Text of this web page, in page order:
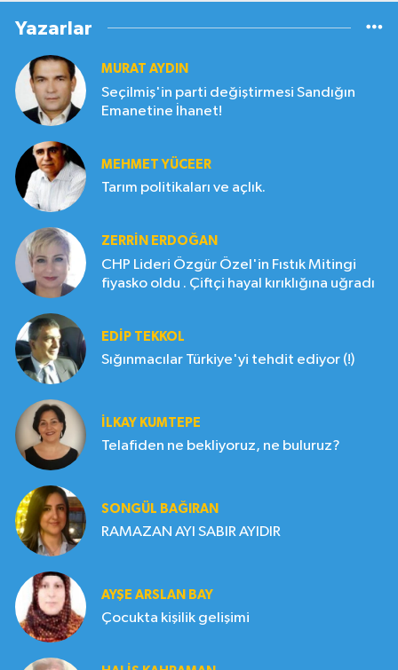
Yazarlar
MURAT AYDIN
Seçilmiş'in parti değiştirmesi Sandığın
Emanetine İhanet!
MEHMET YÜCEER
Tarım politikaları ve açlık.
ZERRIN ERDOĞAN
CHP Lideri Özgür Özel'in Fıstık Mitingi
fiyasko oldu . Çiftçi hayal kırıklığına uğradı
EDIP TEKKOL
Sığınmacılar Türkiye'yi tehdit ediyor (!)
İLKAY KUMTEPE
Telafiden ne bekliyoruz, ne buluruz?
SONGÜL BAĞIRAN
RAMAZAN AYI SABIR AYIDIR
AYŞE ARSLAN BAY
Çocukta kişilik gelişimi